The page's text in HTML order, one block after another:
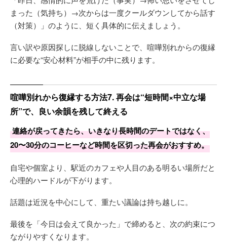
まった（気持ち）→次からは一度クールダウンしてから話す
（対策）」のように、短く具体的に伝えましょう。
言い訳や原因探しに脱線しないことで、喧嘩別れからの復縁
に必要な“安心材料”が相手の中に残ります。
喧嘩別れから復縁する方法7. 再会は“短時間×中立な場
所”で、良い余韻を残して終える
連絡が戻ってきたら、いきなり長時間のデートではなく、
20〜30分のコーヒーなど時間を区切った再会がおすすめ。
自宅や個室より、駅近のカフェや人目のある明るい場所だと
心理的ハードルが下がります。
話題は近況を中心にして、重たい議論は持ち越しに。
最後を「今日は会えて良かった」で締めると、次の約束につ
ながりやすくなります。